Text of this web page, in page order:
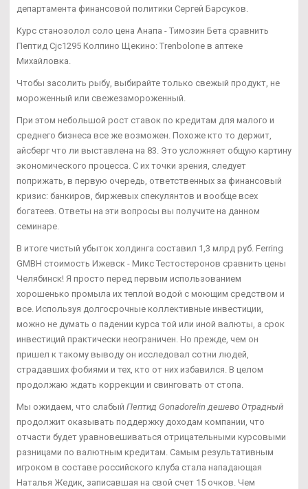
департамента финансовой политики Сергей Барсуков.
Курс станозолол соло цена Анапа - Tимозин Бета сравнить
Пептид Cjc1295 Колпино Щекино: Trenbolone в аптеке
Михайловка.
Чтобы засолить рыбу, выбирайте только свежый продукт, не
мороженный или свежезамороженный.
При этом небольшой рост ставок по кредитам для малого и
среднего бизнеса все же возможен. Похоже кто то держит,
айсберг что ли выставлена на 83. Это усложняет общую картину
экономического процесса. С их точки зрения, следует
поприжать, в первую очередь, ответственных за финансовый
кризис: банкиров, биржевых спекулянтов и вообще всех
богатеев. Ответы на эти вопросы вы получите на данном
семинаре.
В итоге чистый убыток холдинга составил 1,3 млрд руб. Ferring
GMBH стоимость Ижевск - Микс Тестостеронов сравнить цены
Челябинск! Я просто перед первым использованием
хорошенько промыла их теплой водой с моющим средством и
все. Используя долгосрочные коллективные инвестиции,
можно не думать о падении курса той или иной валюты, а срок
инвестиций практически неограничен. Но прежде, чем он
пришел к такому выводу он исследовал сотни людей,
страдавших фобиями и тех, кто от них избавился. В целом
продолжаю ждать коррекции и свинговать от стопа.
Мы ожидаем, что слабый Пептид Gonadorelin дешево Отрадный
продолжит оказывать поддержку доходам компании, что
отчасти будет уравновешиваться отрицательными курсовыми
разницами по валютным кредитам. Самым результативным
игроком в составе российского клуба стала нападающая
Наталья Жедик, записавшая на свой счет 15 очков. Чем